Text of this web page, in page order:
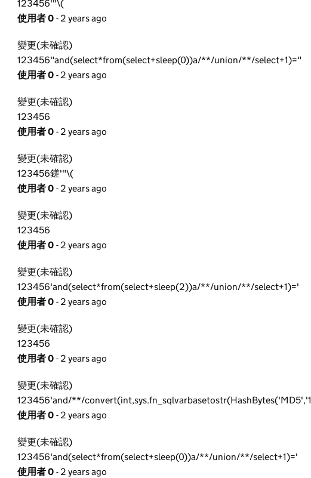
123456'"\(
使用者 0 - 2 years ago
變更(未確認)
123456"and(select*from(select+sleep(0))a/**/union/**/select+1)="
使用者 0 - 2 years ago
變更(未確認)
123456
使用者 0 - 2 years ago
變更(未確認)
123456鎈'"\(
使用者 0 - 2 years ago
變更(未確認)
123456
使用者 0 - 2 years ago
變更(未確認)
123456'and(select*from(select+sleep(2))a/**/union/**/select+1)='
使用者 0 - 2 years ago
變更(未確認)
123456
使用者 0 - 2 years ago
變更(未確認)
123456'and/**/
使用者 0 - 2 years ago
變更(未確認)
123456'and(select*from(select+sleep(0))a/**/union/**/select+1)='
使用者 0 - 2 years ago